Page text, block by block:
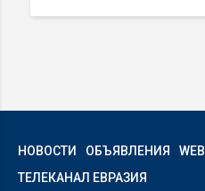
НОВОСТИ ОБЪЯВЛЕНИЯ
ТЕЛЕКАНАЛ ЕВРАЗИЯ